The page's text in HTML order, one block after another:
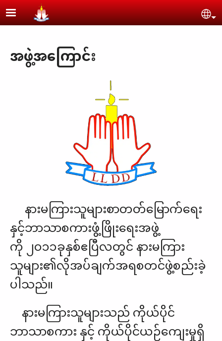
Skip to main content
အဖွဲ့အကြောင်း
နားမကြားသူများစာတတ်မြောက်ရေး
နှင့်ဘာသာစကားဖွံ့ဖြိုးရေးအဖွဲ့
ကို ၂ဝ၁၁ခုနှစ်ဧပြီလတွင် နားမကြား
သူများ၏လိုအပ်ချက်အရစတင်ဖွဲ့စည်းခဲ့
ပါသည်။
နားမကြားသူများသည် ကိုယ်ပိုင်
ဘာသာစကား နှင့် ကိုယ်ပိုင်ယဉ်ကျေးမှုရှိ